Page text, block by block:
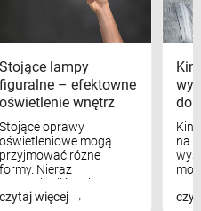
Stojące lampy
figuralne – efektowne
oświetlenie wnętrz
Stojące oprawy
oświetleniowe mogą
przyjmować różne
formy. Nieraz
wspominaliśmy już
modele na łukowych
czytaj więcej
na